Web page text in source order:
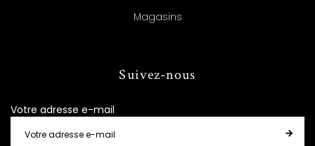
Magasins
Suivez-nous
Votre adresse e-mail